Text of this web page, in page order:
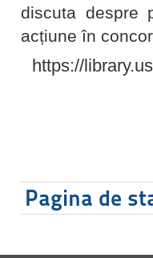
discuta despre
acțiune în
https://
Pagina de